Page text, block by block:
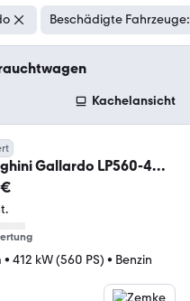
Beschädigte
Kachelansicht
Gallardo LP560-4
von 250 Stk. in Bian
€
• 412 kW (560 PS) • Benzin